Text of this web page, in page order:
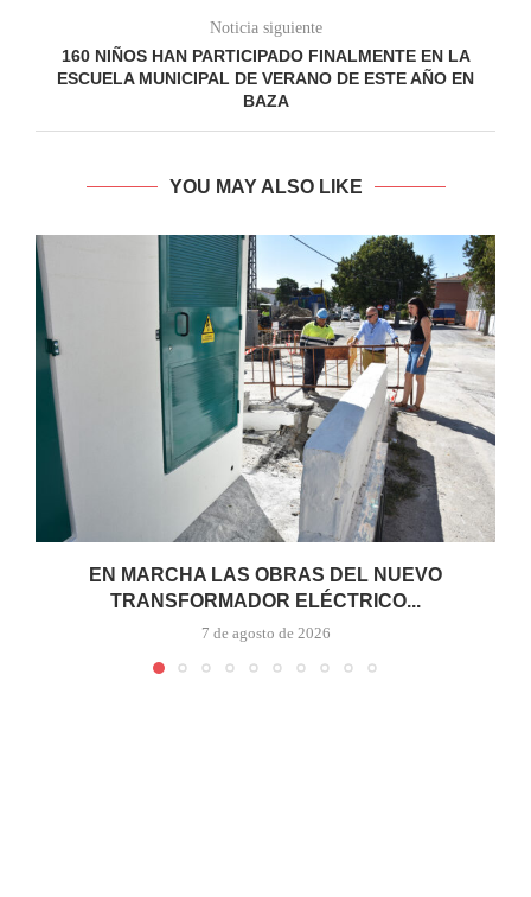
Noticia siguiente
160 NIÑOS HAN PARTICIPADO FINALMENTE EN LA
ESCUELA MUNICIPAL DE VERANO DE ESTE AÑO EN
BAZA
YOU MAY ALSO LIKE
EN MARCHA LAS OBRAS DEL NUEVO
TRANSFORMADOR ELÉCTRICO...
7 de agosto de 2026